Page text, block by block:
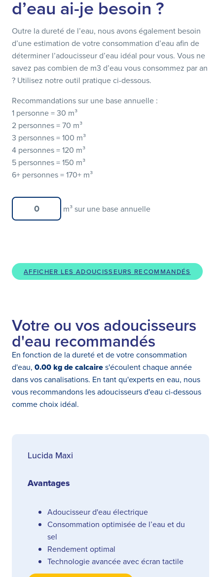
d’eau ai-je besoin ?
Outre la dureté de l’eau, nous avons également besoin
d’une estimation de votre consommation d’eau afin de
déterminer l’adoucisseur d’eau idéal pour vous. Vous ne
savez pas combien de m3 d’eau vous consommez par an
? Utilisez notre outil pratique ci-dessous.
Recommandations sur une base annuelle :
1 personne =30 m³
2 personnes =70 m³
3 personnes =100 m³
4 personnes =120 m³
5 personnes =150 m³
6+ personnes =170+ m³
m³ sur une base annuelle
AFFICHER LES ADOUCISSEURS RECOMMANDÉS
Votre ou vos adoucisseurs
d'eau recommandés
En fonction de la dureté et de votre consommation
d'eau, 0.00 kg de calcaires'écoulent chaque année
dans vos canalisations. En tant qu'experts en eau, nous
vous recommandons les adoucisseurs d'eau ci-dessous
comme choix idéal.
Lucida Maxi
Avantages
Adoucisseur d'eau électrique
Consommation optimisée de l’eau et du
sel
Rendement optimal
Technologie avancée avec écran tactile